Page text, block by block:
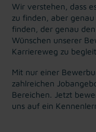
Wir verstehen, dass
zu finden, aber
finden, der genau
Wünschen unserer
Karriereweg zu
Mit nur einer
zahlreichen
Bereichen. Jetzt
uns auf ein